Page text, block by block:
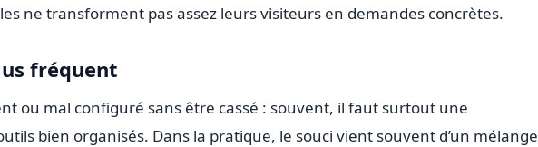
ne transforment pas assez leurs visiteurs en demandes concrètes.
fréquent
ou mal configuré sans être cassé : souvent, il faut surtout une
bien organisés. Dans la pratique, le souci vient souvent d’un mélange